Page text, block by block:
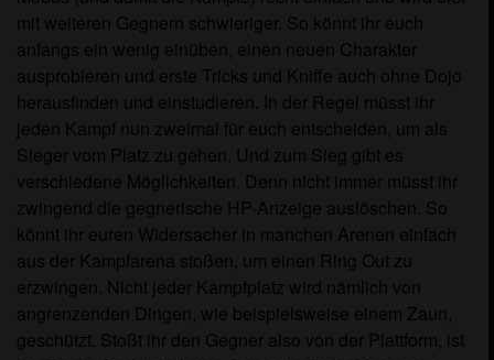
mit weiteren Gegnern schwieriger. So könnt ihr euch
anfangs ein wenig einüben, einen neuen Charakter
ausprobieren und erste Tricks und Kniffe auch ohne Dojo
herausfinden und einstudieren. In der Regel müsst ihr
jeden Kampf nun zweimal für euch entscheiden, um als
Sieger vom Platz zu gehen. Und zum Sieg gibt es
verschiedene Möglichkeiten. Denn nicht immer müsst ihr
zwingend die gegnerische HP-Anzeige auslöschen. So
könnt ihr euren Widersacher in manchen Arenen einfach
aus der Kampfarena stoßen, um einen Ring Out zu
erzwingen. Nicht jeder Kampfplatz wird nämlich von
angrenzenden Dingen, wie beispielsweise einem Zaun,
geschützt. Stoßt ihr den Gegner also von der Plattform, ist